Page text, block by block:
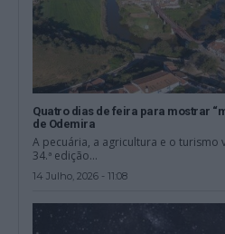
Quatro dias de feira para mostrar
de Odemira
A pecuária, a agricultura e o turismo
34.ª edição...
14 Julho, 2026 - 11:08